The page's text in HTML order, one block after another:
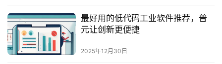
生
态
与
合
最好用的低代码工业软件推荐，普
元让创新更便捷
2025年12月30日